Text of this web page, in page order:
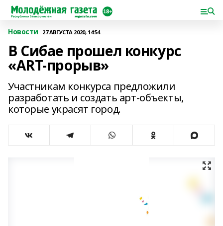
Новости 27 АВГУСТА 2020, 14:54
В Сибае прошел конкурс
«ART-прорыв»
Участникам конкурса предложили
разработать и создать арт-объекты,
которые украсят город.